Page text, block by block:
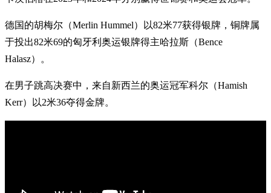
德国的胡梅尔（Merlin Hummel）以82米77获得银牌，铜牌属
于投出82米69的匈牙利奥运银牌得主哈拉斯（Bence
Halasz）。
在男子跳高决赛中，来自新西兰的奥运冠军科尔（Hamish
Kerr）以2米36夺得金牌。